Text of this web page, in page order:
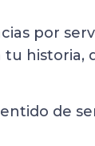
por
historia,
de